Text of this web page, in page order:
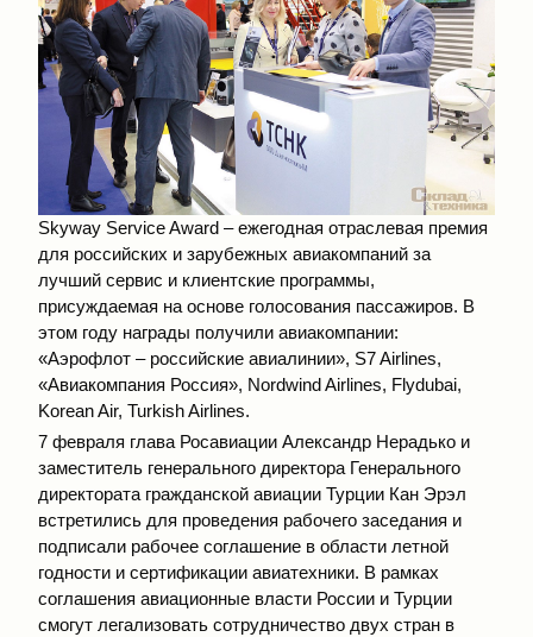
Skyway Service Award – ежегодная отраслевая премия
для российских и зарубежных авиакомпаний за
лучший сервис и клиентские программы,
присуждаемая на основе голосования пассажиров. В
этом году награды получили авиакомпании:
«Аэрофлот – российские авиалинии», S7 Airlines,
«Авиакомпания Россия», Nordwind Airlines, Flydubai,
Korean Air, Turkish Airlines.
7 февраля глава Росавиации Александр Нерадько и
заместитель генерального директора Генерального
директората гражданской авиации Турции Кан Эрэл
встретились для проведения рабочего заседания и
подписали рабочее соглашение в области летной
годности и сертификации авиатехники. В рамках
соглашения авиационные власти России и Турции
смогут легализовать сотрудничество двух стран в